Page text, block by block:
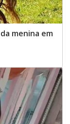
menina em